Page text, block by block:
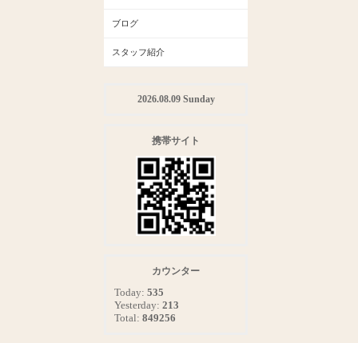
ブログ
スタッフ紹介
2026.08.09 Sunday
携帯サイト
カウンター
Today: 535
Yesterday: 213
Total: 849256